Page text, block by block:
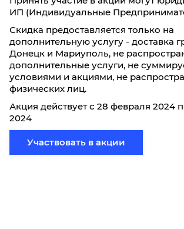
ИП (Индивидуальные
Скидка предоставляется только на
дополнительную услугу - доставка
Донецк и Мариуполь, не
дополнительные услуги, не
условиями и акциями, не
физических лиц.
Акция действует с 28 февраля 2024
2024
Участвовать в акции